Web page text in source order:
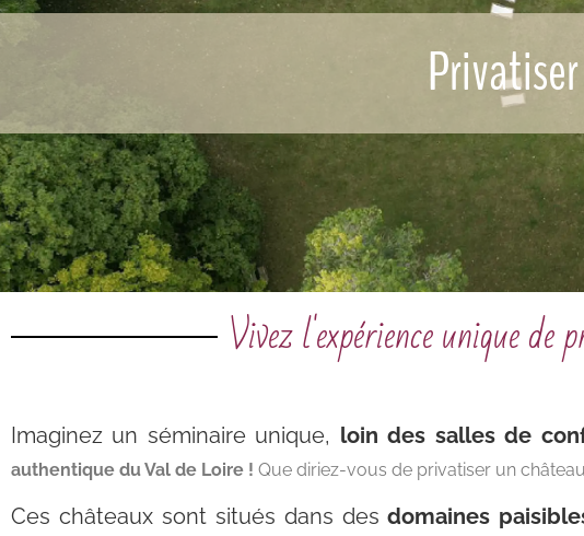
Vivez l'expérience unique
Imaginez un séminaire unique, loin des salles de
authentique du Val de Loire ! Que diriez-vous de privatiser un
Ces châteaux sont situés dans desdomaines